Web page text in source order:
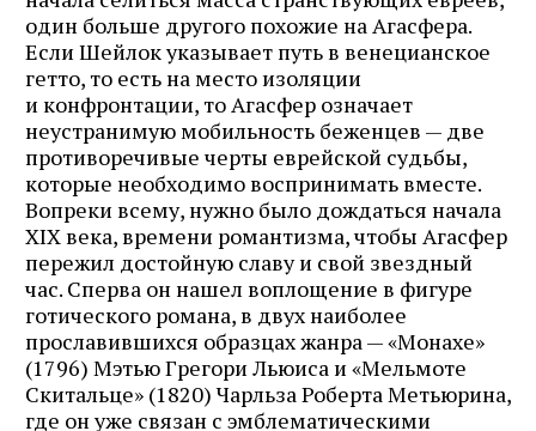
один больше другого похожие на Агасфера.
Если Шейлок указывает путь в венецианское
гетто, то есть на место изоляции
и конфронтации, то Агасфер означает
неустранимую мобильность беженцев — две
противоречивые черты еврейской судьбы,
которые необходимо воспринимать вместе.
Вопреки всему, нужно было дождаться начала
XIX века, времени романтизма, чтобы Агасфер
пережил достойную славу и свой звездный
час. Сперва он нашел воплощение в фигуре
готического романа, в двух наиболее
прославившихся образцах жанра — «Монахе»
(1796) Мэтью Грегори Льюиса и «Мельмоте
Скитальце» (1820) Чарльза Роберта Метьюрина,
где он уже связан с эмблематическими